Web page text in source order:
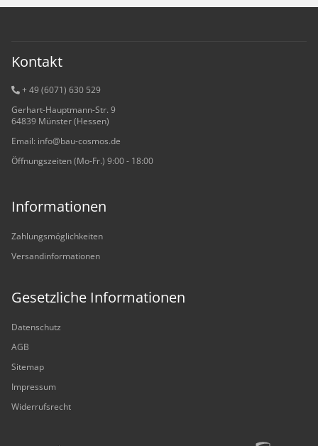
Kontakt
+ 49 (6071) 630 529
Gerhart-Hauptmann-Str. 9
64839 Münster (Hessen)
Email: info@bau-cosmos.de
Öffnungszeiten (Mo-Fr.) 9:00 - 18:00
Informationen
Zahlungsmöglichkeiten
Versandinformationen
Gesetzliche Informationen
Datenschutz
AGB
Sitemap
Impressum
Widerrufsrecht